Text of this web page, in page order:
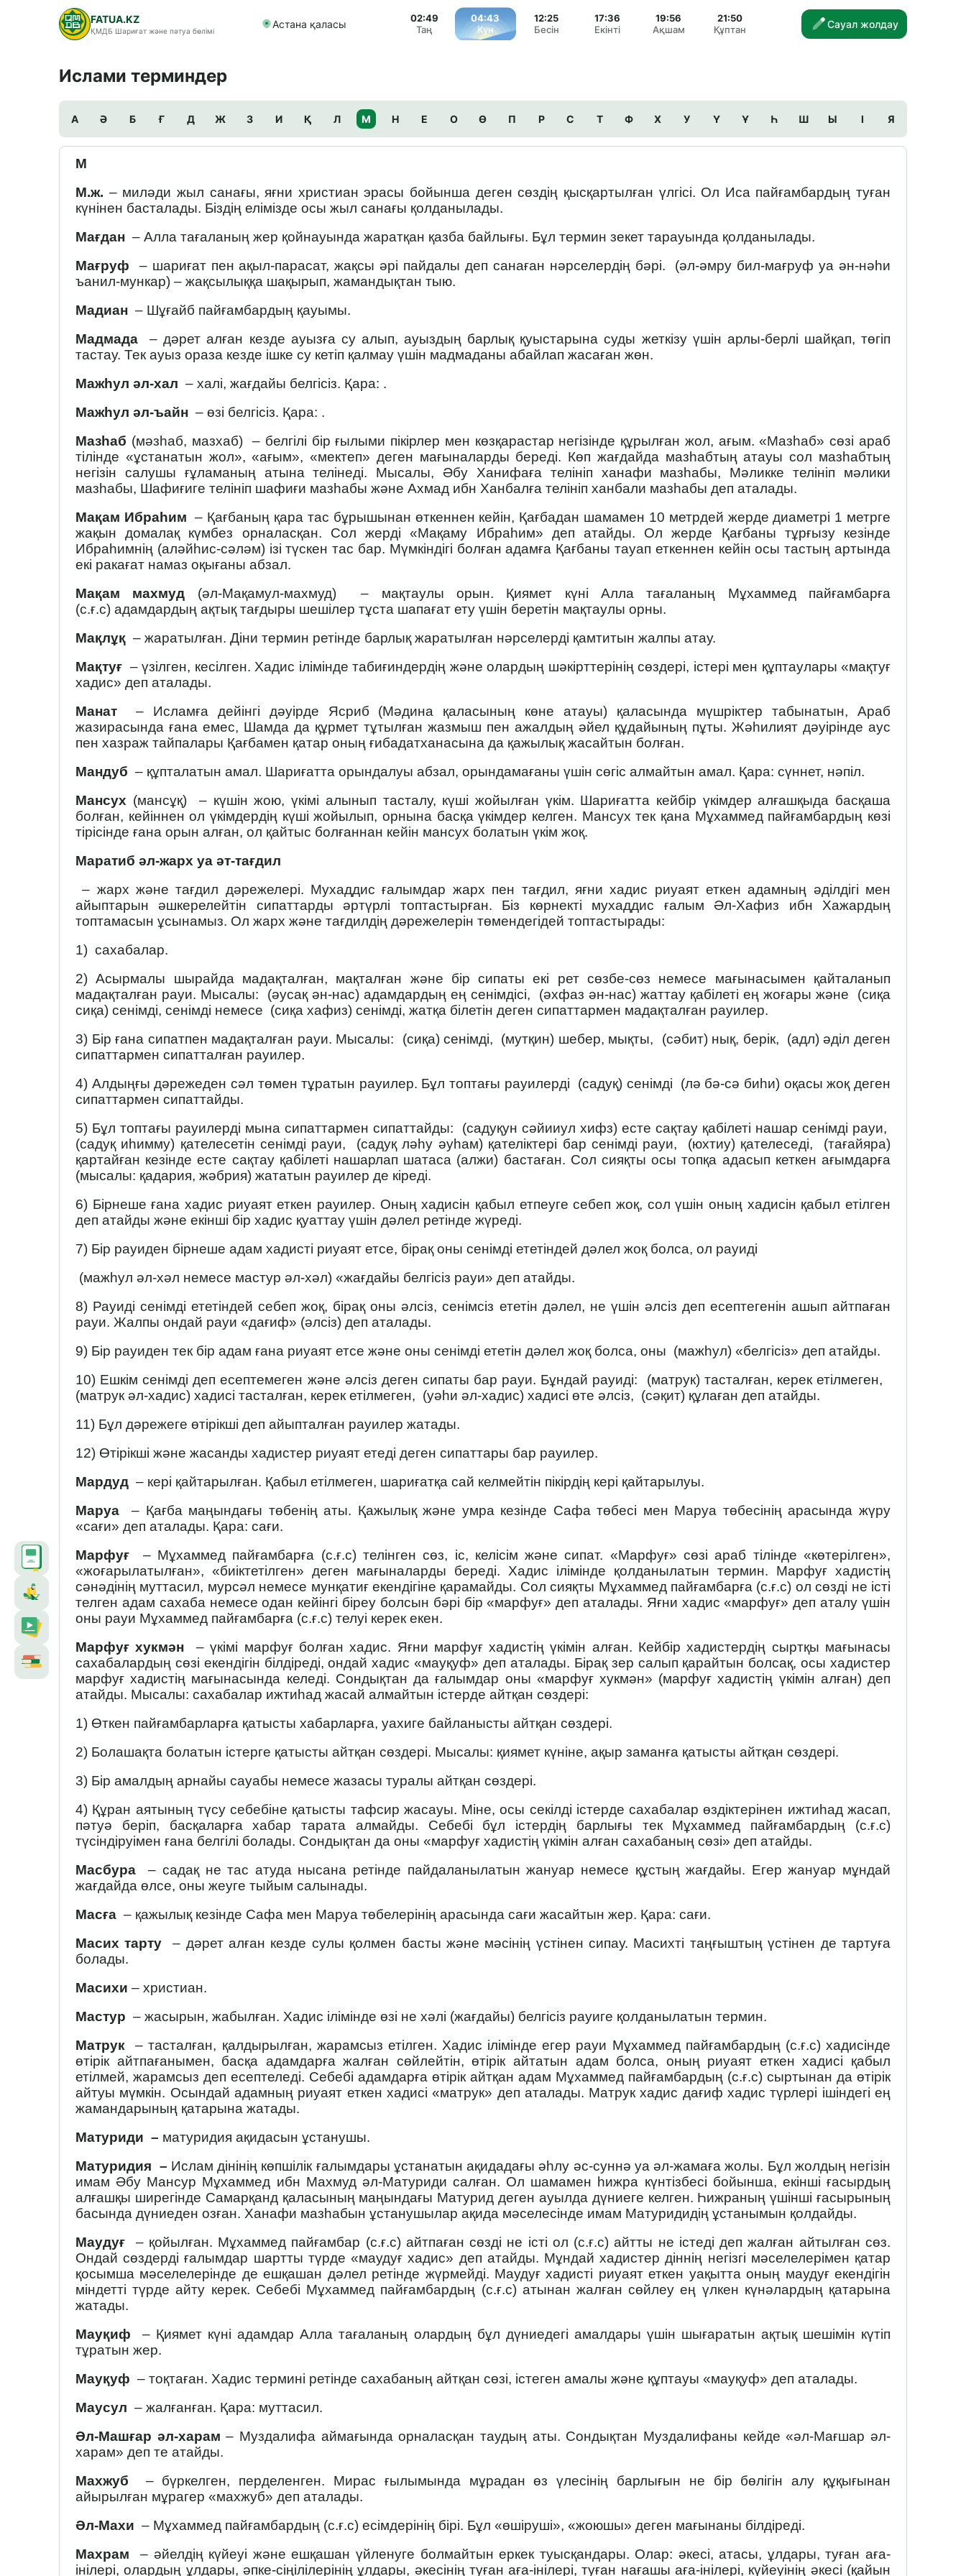
FATUA.KZ
ҚМДБ Шариғат және пәтуа бөлімі
Астана қаласы
02:49
Таң
04:43
Күн
12:25
Бесін
17:36
Екінті
19:56
Ақшам
21:50
Құптан
Сауал жолдау
Ислами терминдер
А Ә Б Ғ Д Ж З И Қ Л М Н Е О Ө П Р С Т Ф Х У Ү Ұ Һ Ш Ы І Я
М
М.ж. – миләди жыл санағы, яғни христиан эрасы бойынша деген сөздің қысқартылған үлгісі. Ол Иса пайғамбардың туған
күнінен басталады. Біздің елімізде осы жыл санағы қолданылады.
Мағдан – Алла тағаланың жер қойнауында жаратқан қазба байлығы. Бұл термин зекет тарауында қолданылады.
Мағруф – шариғат пен ақыл-парасат, жақсы әрі пайдалы деп санаған нәрселердің бәрі. (әл-әмру бил-мағруф уа ән-нәһи
ъанил-мункар) – жақсылыққа шақырып, жамандықтан тыю.
Мадиан – Шұғайб пайғамбардың қауымы.
Мадмада – дәрет алған кезде ауызға су алып, ауыздың барлық қуыстарына суды жеткізу үшін арлы-берлі шайқап, төгіп
тастау. Тек ауыз ораза кезде ішке су кетіп қалмау үшін мадмаданы абайлап жасаған жөн.
Мажһул әл-хал – халі, жағдайы белгісіз. Қара: .
Мажһул әл-ъайн – өзі белгісіз. Қара: .
Мазһаб (мәзһаб, мазхаб) – белгілі бір ғылыми пікірлер мен көзқарастар негізінде құрылған жол, ағым. «Мазһаб» сөзі араб
тілінде «ұстанатын жол», «ағым», «мектеп» деген мағыналарды береді. Көп жағдайда мазһабтың атауы сол мазһабтың
негізін салушы ғұламаның атына телінеді. Мысалы, Әбу Ханифаға телініп ханафи мазһабы, Мәликке телініп мәлики
мазһабы, Шафиғиге телініп шафиғи мазһабы және Ахмад ибн Ханбалға телініп ханбали мазһабы деп аталады.
Мақам Ибраһим – Қағбаның қара тас бұрышы­нан өткеннен кейін, Қағбадан шамамен 10 метрдей жерде диаметрі 1 метрге
жақын домалақ күмбез орналасқан. Сол жерді «Мақаму Ибраһим» деп атайды. Ол жерде Қағбаны тұрғызу кезінде
Ибраһимнің (аләйһис-сәләм) ізі түскен тас бар. Мүмкіндігі болған адамға Қағбаны тауап еткеннен кейін осы тастың артында
екі ракағат намаз оқығаны абзал.
Мақам махмуд (әл-Мақамул-махмуд) – мақтаулы орын. Қиямет күні Алла тағаланың Мұхаммед пайғамбарға
(с.ғ.с) адамдардың ақтық тағдыры шешілер тұста шапағат ету үшін беретін мақтаулы орны.
Мақлұқ – жаратылған. Діни термин ретінде барлық жаратылған нәрселерді қамтитын жалпы атау.
Мақтуғ – үзілген, кесілген. Хадис ілімінде табиғиндердің және олардың шәкірттерінің сөздері, істері мен құптаулары «мақтуғ
хадис» деп аталады.
Манат – Исламға дейінгі дәуірде Ясриб (Мәдина қаласының көне атауы) қаласында мүшріктер табынатын, Араб
жазирасында ғана емес, Шамда да құрмет тұтылған жазмыш пен ажалдың әйел құдайының пұты. Жәһилият дәуірінде аус
пен хазраж тайпалары Қағбамен қатар оның ғибадатханасына да қажылық жасайтын болған.
Мандуб – құпталатын амал. Шариғатта орындалуы абзал, орындамағаны үшін сөгіс алмайтын амал. Қара: сүннет, нәпіл.
Мансух (мансұқ) – күшін жою, үкімі алынып тасталу, күші жойылған үкім. Шариғатта кейбір үкімдер алғашқыда басқаша
болған, кейіннен ол үкімдердің күші жойылып, орнына басқа үкімдер келген. Мансух тек қана Мұхаммед пайғамбардың көзі
тірісінде ғана орын алған, ол қайтыс болғаннан кейін мансух болатын үкім жоқ.
Маратиб әл-жарх уа әт-тағдил
– жарх және тағдил дәрежелері. Мухаддис ғалымдар жарх пен тағдил, яғни хадис риуаят еткен адамның әділдігі мен
айыптарын әшкерелейтін сипаттарды әртүрлі топтастырған. Біз көрнекті мухаддис ғалым Әл-Хафиз ибн Хажардың
топтамасын ұсынамыз. Ол жарх жә­не тағдилдің дәрежелерін төмендегідей топтасты­рады:
1) сахабалар.
2) Асырмалы шырайда мадақталған, мақталған және бір сипаты екі рет сөзбе-сөз немесе мағынасымен қайталанып
мадақталған рауи. Мыса­лы: (әусақ ән-нас) адамдардың ең сенімдісі, (әхфаз ән-нас) жаттау қабілеті ең жоғары және (сиқа
сиқа) сенімді, сенімді немесе (сиқа хафиз) сенімді, жатқа білетін деген сипаттармен мадақталған рауилер.
3) Бір ғана сипатпен мадақталған рауи. Мысалы: (сиқа) сенімді, (мутқин) шебер, мықты, (сәбит) нық, берік, (адл) әділ деген
сипаттармен сипатталған рауилер.
4) Алдыңғы дәрежеден сәл төмен тұратын рауилер. Бұл топтағы рауилерді (садуқ) сенімді (лә бә-сә биһи) оқасы жоқ деген
сипаттармен сипаттайды.
5) Бұл топтағы рауилерді мына сипаттармен сипаттайды: (садуқун сәйииул хифз) есте сақтау қабілеті нашар сенімді рауи,
(садуқ иһимму) қателесетін сенімді рауи, (садуқ ләһу әуһам) қателіктері бар сенімді рауи, (юхтиу) қателеседі, (тағайяра)
қартайған кезінде есте сақтау қабілеті нашарлап шатаса (алжи) бастаған. Сол сияқты осы топқа адасып кеткен ағымдарға
(мысалы: қадария, жәбрия) жататын рауилер де кіреді.
6) Бірнеше ғана хадис риуаят еткен рауилер. Оның хадисін қабыл етпеуге себеп жоқ, сол үшін оның хадисін қабыл етілген
деп атайды және екінші бір хадис қуаттау үшін дәлел ретінде жүреді.
7) Бір рауиден бірнеше адам хадисті риуаят етсе, бірақ оны сенімді ететіндей дәлел жоқ болса, ол рауиді
(мажһул әл-хәл немесе мастур әл-хәл) «жағдайы белгісіз рауи» деп атайды.
8) Рауиді сенімді ететіндей себеп жоқ, бірақ оны әлсіз, сенімсіз ететін дәлел, не үшін әлсіз деп есептегенін ашып айтпаған
рауи. Жалпы ондай рауи «дағиф» (әлсіз) деп ата­лады.
9) Бір рауиден тек бір адам ғана риуаят етсе және оны сенімді ететін дәлел жоқ болса, оны (мажһул) «белгісіз» деп атайды.
10) Ешкім сенімді деп есептемеген және әлсіз деген сипаты бар рауи. Бұндай рауиді: (матрук) тасталған, керек етілмеген,
(матрук әл-хадис) хадисі тасталған, керек етілмеген, (уәһи әл-хадис) хадисі өте әлсіз, (сәқит) құлаған деп атайды.
11) Бұл дәрежеге өтірікші деп айыпталған рауилер жатады.
12) Өтірікші және жасанды хадистер риуаят етеді деген сипаттары бар рауилер.
Мардуд – кері қайтарылған. Қабыл етілмеген, шариғатқа сай келмейтін пікірдің кері қайтарылуы.
Маруа – Қағба маңындағы төбенің аты. Қажылық және умра кезінде Сафа төбесі мен Маруа төбесінің арасында жүру
«сағи» деп аталады. Қара: сағи.
Марфуғ – Мұхаммед пайғамбарға (с.ғ.с) телінген сөз, іс, келісім және сипат. «Марфуғ» сөзі араб тілінде «көтерілген»,
«жоғарылатылған», «биіктетілген» деген мағыналарды береді. Хадис ілімінде қолданылатын термин. Марфуғ хадистің
сәнәдінің муттасил, мурсәл немесе мунқатиғ екендігіне қарамайды. Сол сияқты Мұхаммед пайғамбарға (с.ғ.с) ол сөзді не істі
телген адам сахаба немесе одан кейінгі біреу болсын бәрі бір «марфуғ» деп аталады. Яғни хадис «марфуғ» деп аталу үшін
оны рауи Мұхаммед пайғамбарға (с.ғ.с) телуі керек екен.
Марфуғ хукмән – үкімі марфуғ болған хадис. Яғни марфуғ хадистің үкімін алған. Кейбір хадистердің сыртқы мағынасы
сахабалардың сөзі екендігін білдіреді, ондай хадис «мауқуф» деп аталады. Бірақ зер салып қарайтын болсақ, осы хадистер
марфуғ хадистің мағынасында келеді. Сондықтан да ғалымдар оны «марфуғ хукмән» (марфуғ хадистің үкімін алған) деп
атайды. Мысалы: сахабалар ижтиһад жасай алмайтын істерде айтқан сөздері:
1) Өткен пайғамбарларға қатысты хабарларға, уахиге байланысты айтқан сөздері.
2) Болашақта болатын істерге қатысты айтқан сөздері. Мысалы: қиямет күніне, ақыр заманға қатысты айтқан сөздері.
3) Бір амалдың арнайы сауабы немесе жазасы туралы айтқан сөздері.
4) Құран аятының түсу себебіне қатысты тафсир жасауы. Міне, осы секілді істерде сахабалар өздіктерінен ижтиһад жасап,
пәтуә беріп, басқаларға хабар тарата алмайды. Себебі бұл істердің барлығы тек Мұхаммед пайғамбардың (с.ғ.с)
түсіндіруімен ғана белгілі болады. Сондықтан да оны «марфуғ хадистің үкімін алған сахабаның сөзі» деп атайды.
Масбура – садақ не тас атуда нысана ретінде пайдаланылатын жануар немесе құстың жағдайы. Егер жануар мұндай
жағдайда өлсе, оны жеуге тыйым салынады.
Масға – қажылық кезінде Сафа мен Маруа төбелері­нің арасында сағи жасайтын жер. Қара: сағи.
Масих тарту – дәрет алған кезде сулы қолмен басты және мәсінің үстінен сипау. Масихті таңғыштың үстінен де тартуға
болады.
Масихи – христиан.
Мастур – жасырын, жабылған. Хадис ілімінде өзі не хәлі (жағдайы) белгісіз рауиге қолданылатын термин.
Матрук – тасталған, қалдырылған, жарамсыз етілген. Хадис ілімінде егер рауи Мұхаммед пайғамбардың (с.ғ.с) хадисінде
өтірік айтпағанымен, басқа адамдарға жалған сөйлейтін, өтірік айтатын адам болса, оның риуаят еткен хадисі қабыл
етілмей, жарамсыз деп есептеледі. Себебі адамдарға өтірік айтқан адам Мұхаммед пайғамбардың (с.ғ.с) сыртынан да өтірік
айтуы мүмкін. Осындай адамның риуаят еткен хадисі «мат­рук» деп аталады. Матрук хадис дағиф хадис түрлері ішіндегі ең
жамандарының қатарына жатады.
Матуриди – матуридия ақидасын ұстанушы.
Матуридия – Ислам дінінің көпшілік ғалымдары ұстанатын ақидадағы әһлу әс-суннә уа әл-жамаға жолы. Бұл жолдың негізін
имам Әбу Мансур Мұхаммед ибн Махмуд әл-Матуриди салған. Ол шамамен һижра күнтізбесі бойынша, екінші ғасырдың
алғашқы ширегінде Самарқанд қаласының маңындағы Матурид деген ауылда дүниеге келген. Һижраның үшінші ғасырының
басында дүниеден озған. Ханафи мазһабын ұстанушылар ақида мәселесінде имам Матуридидің ұстанымын қолдайды.
Маудуғ – қойылған. Мұхаммед пайғамбар (с.ғ.с) айтпаған сөзді не істі ол (с.ғ.с) айтты не істеді деп жалған айтылған сөз.
Ондай сөздерді ғалымдар шартты түрде «маудуғ хадис» деп атайды. Мұндай хадистер діннің негізгі мәселелерімен қатар
қосымша мәселелерінде де ешқашан дәлел ретінде жүрмейді. Маудуғ хадисті риуаят еткен уақытта оның маудуғ екендігін
міндетті түрде айту керек. Себебі Мұхаммед пайғамбардың (с.ғ.с) атынан жалған сөйлеу ең үлкен күнәлардың қатарына
жатады.
Мауқиф– Қиямет күні адамдар Алла тағаланың олардың бұл дүниедегі амалдары үшін шығаратын ақтық шешімін күтіп
тұратын жер.
Мауқуф – тоқтаған. Хадис термині ретінде сахабаның айтқан сөзі, істеген амалы және құптауы «мауқуф» деп аталады.
Маусул – жалғанған. Қара: муттасил.
Әл-Машғар әл-харам – Муздалифа аймағында орналасқан таудың аты. Сондықтан Муздалифаны кейде «әл-Мағшар әл-
харам» деп те атайды.
Махжуб – бүркелген, перделенген. Мирас ғылы­мында мұрадан өз үлесінің барлығын не бір бөлігін алу құқығынан
айырылған мұрагер «махжуб» деп аталады.
Әл-Махи – Мұхаммед пайғамбардың (с.ғ.с) есімде­рінің бірі. Бұл «өшіруші», «жоюшы» деген мағынаны білдіреді.
Махрам – әйелдің күйеуі және ешқашан үйленуге болмайтын еркек туысқандары. Олар: әкесі, атасы, ұлдары, туған аға-
інілері, олардың ұлдары, әпке-сіңілілерінің ұлдары, әкесінің туған аға-інілері, туған нағашы аға-інілері, күйеуінің әкесі (қайын